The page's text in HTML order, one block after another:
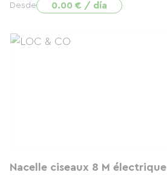
Desde 0.00 € / día
Nacelle ciseaux 8 M électrique